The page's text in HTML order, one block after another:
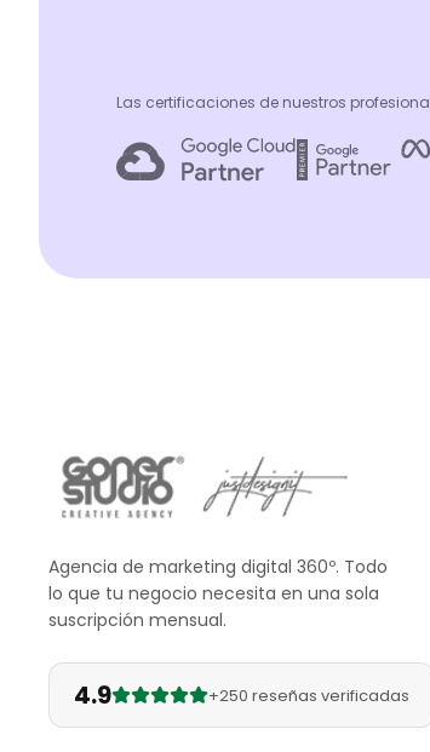
Las certificaciones de nuestros
Agencia de marketing digital 360º. Todo
lo que tu negocio necesita en una sola
suscripción mensual.
4.9 +250 reseñas verificadas